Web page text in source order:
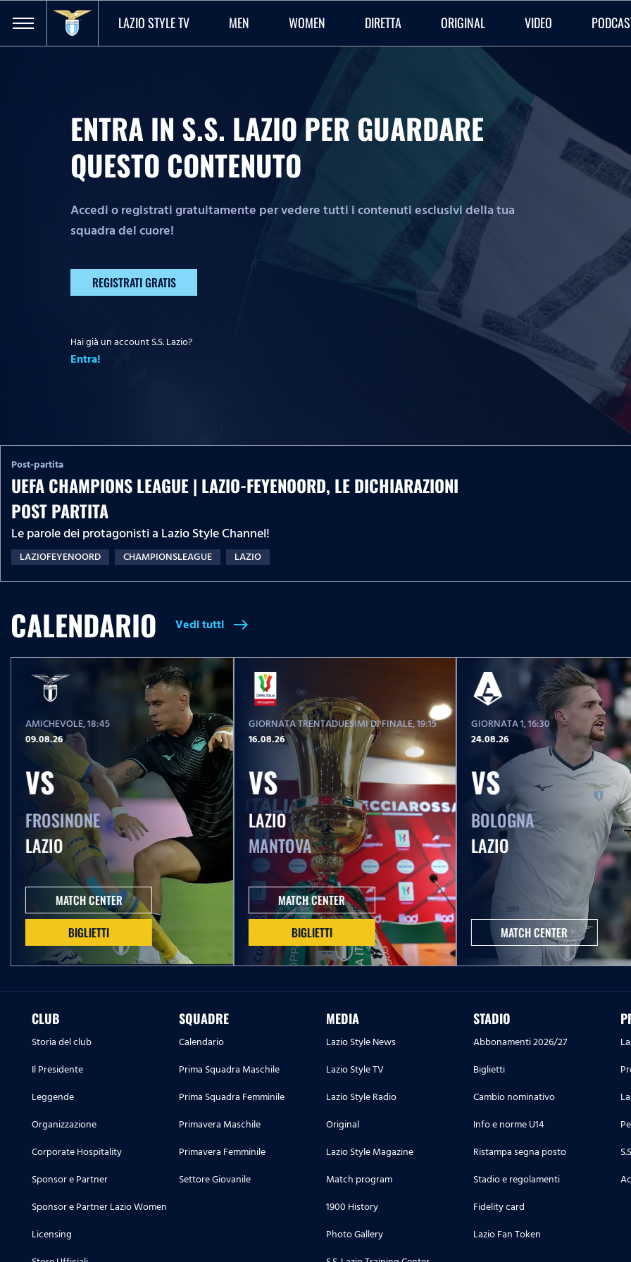
LAZIO STYLE TV MEN WOMEN DIRETTA ORIGINAL VIDEO
ENTRA IN S.S. LAZIO PER GUARDARE
QUESTO CONTENUTO
Accedi o registrati gratuitamente per vedere tutti i contenuti esclusivi della tua
squadra del cuore!
REGISTRATI GRATIS
Hai già un account S.S. Lazio?
Entra!
Post-partita
UEFA CHAMPIONS LEAGUE | LAZIO-FEYENOORD, LE DICHIARAZIONI
POST PARTITA
Le parole dei protagonisti a Lazio Style Channel!
LAZIOFEYENOORD CHAMPIONSLEAGUE LAZIO
CALENDARIO Vedi tutti east
AMICHEVOLE, 18:45
09.08.26
VS
FROSINONE
LAZIO
MATCH CENTER
BIGLIETTI
GIORNATA TRENTADUESIMI DI FINALE, 19:15
16.08.26
VS
LAZIO
MANTOVA
MATCH CENTER
BIGLIETTI
GIORNATA 1, 16:30
24.08.26
VS
BOLOGNA
LAZIO
MATCH CENTER
CLUB
Storia del club
Il Presidente
Leggende
Organizzazione
Corporate Hospitality
Sponsor e Partner
Sponsor e Partner Lazio Women
Licensing
SQUADRE
Calendario
Prima Squadra Maschile
Prima Squadra Femminile
Primavera Maschile
Primavera Femminile
Settore Giovanile
MEDIA
Lazio Style News
Lazio Style TV
Lazio Style Radio
Original
Lazio Style Magazine
Match program
1900 History
Photo Gallery
STADIO
Abbonamenti 2026/27
Biglietti
Cambio nominativo
Info e norme U14
Ristampa segna posto
Stadio e regolamenti
Fidelity card
Lazio Fan Token